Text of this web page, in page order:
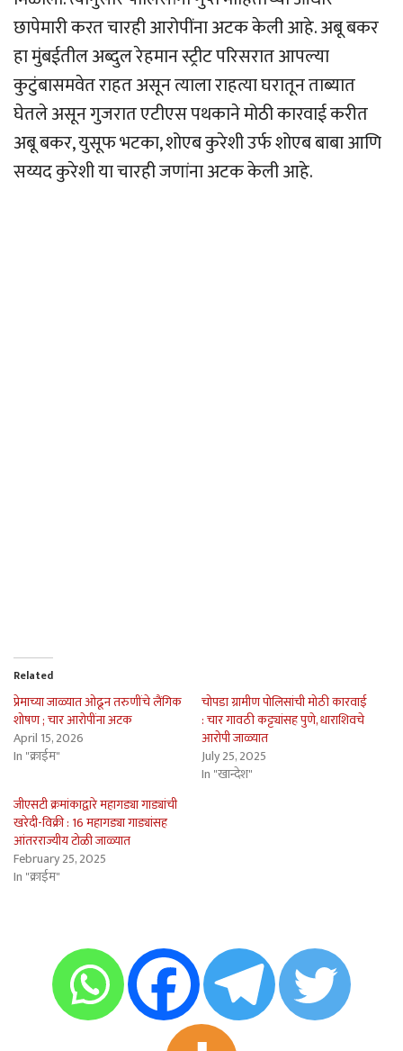
छापेमारी करत चारही आरोपींना अटक केली आहे. अबू बकर
हा मुंबईतील अब्दुल रेहमान स्ट्रीट परिसरात आपल्या
कुटुंबासमवेत राहत असून त्याला राहत्या घरातून ताब्यात
घेतले असून गुजरात एटीएस पथकाने मोठी कारवाई करीत
अबू बकर, युसूफ भटका, शोएब कुरेशी उर्फ ​​शोएब बाबा आणि
सय्यद कुरेशी या चारही जणांना अटक केली आहे.
Related
प्रेमाच्या जाळ्यात ओढून तरुणींचे लैंगिक
शोषण ; चार आरोपींना अटक
April 15, 2026
In "क्राईम"
चोपडा ग्रामीण पोलिसांची मोठी कारवाई
: चार गावठी कट्ट्यांसह पुणे, धाराशिवचे
आरोपी जाळ्यात
July 25, 2025
In "खान्देश"
जीएसटी क्रमांकाद्वारे महागड्या गाड्यांची
खरेदी-विक्री : 16 महागड्या गाड्यांसह
आंतरराज्यीय टोळी जाळ्यात
February 25, 2025
In "क्राईम"